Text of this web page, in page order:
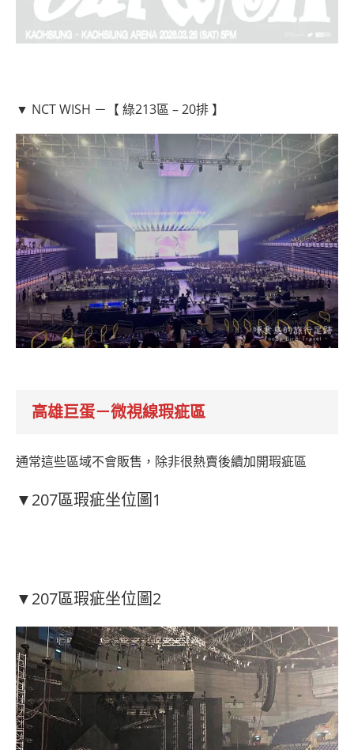
▼ NCT WISH －【 綠213區 – 20排 】
高雄巨蛋－微視線瑕疵區
通常這些區域不會販售，除非很熱賣後續加開瑕疵區
▼207區瑕疵坐位圖1
▼207區瑕疵坐位圖2